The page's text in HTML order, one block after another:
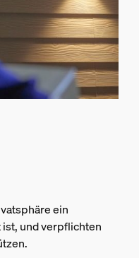
ein
und verpflichten